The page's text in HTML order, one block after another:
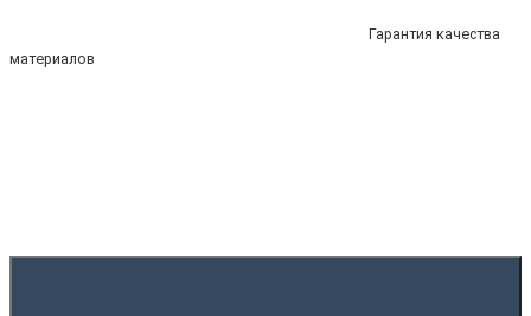
Гарантия качества
материалов